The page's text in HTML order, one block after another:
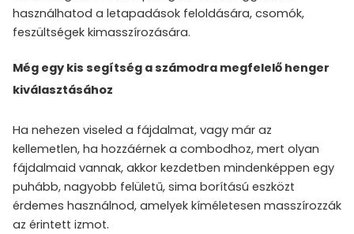
használhatod a letapadások feloldására, csomók,
feszültségek kimasszírozására.
Még egy kis segítség a számodra megfelelő henger
kiválasztásához
Ha nehezen viseled a fájdalmat, vagy már az
kellemetlen, ha hozzáérnek a combodhoz, mert olyan
fájdalmaid vannak, akkor kezdetben mindenképpen egy
puhább, nagyobb felületű, sima borítású eszközt
érdemes használnod, amelyek kíméletesen masszírozzák
az érintett izmot.